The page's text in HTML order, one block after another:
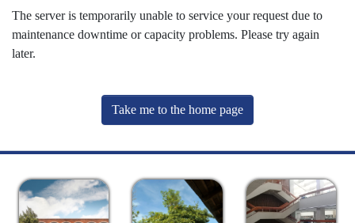
The server is temporarily unable to service your request due to
maintenance downtime or capacity problems. Please try again
later.
Take me to the home page